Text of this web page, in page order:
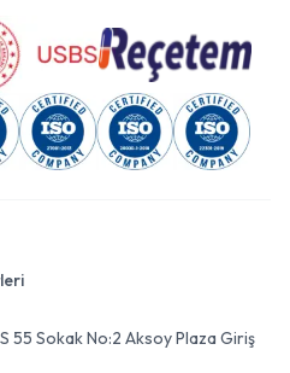
55 Sokak No:2 Aksoy Plaza Giriş